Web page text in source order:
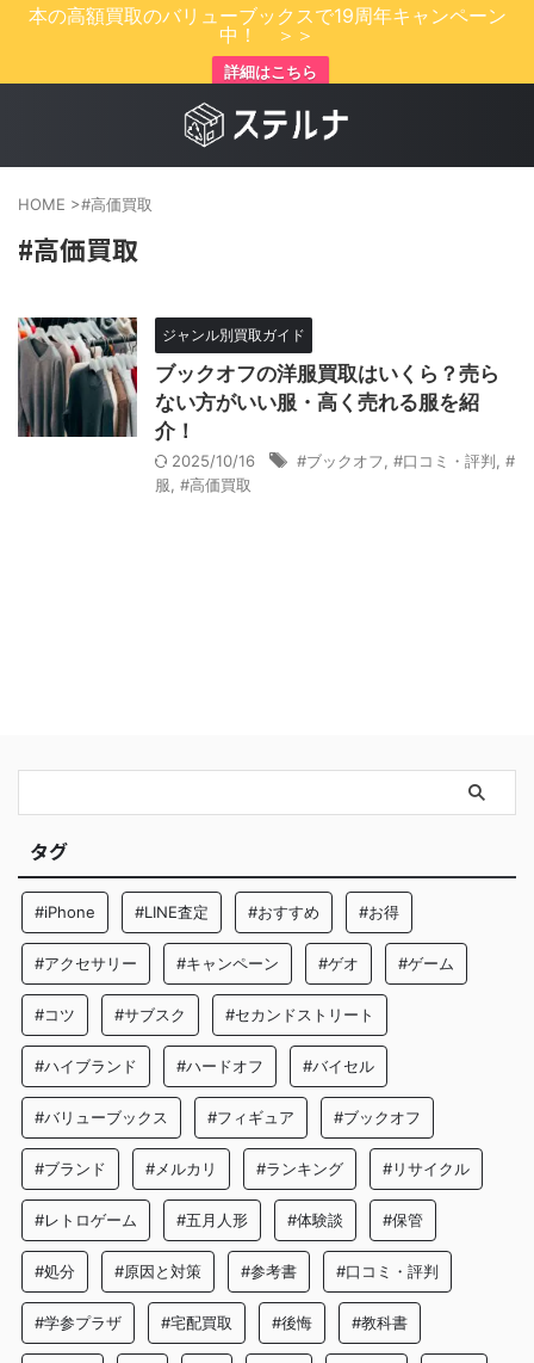
本の高額買取のバリューブックスで19周年キャンペーン
中！ ＞＞
詳細はこちら
HOME >#高価買取
#高価買取
ジャンル別買取ガイド
ブックオフの洋服買取はいくら？売ら
ない方がいい服・高く売れる服を紹
介！
2025/10/16 #ブックオフ #口コミ・評判 #
服 #高価買取
タグ
#iPhone #LINE査定 #おすすめ #お得
#アクセサリー #キャンペーン #ゲオ #ゲーム
#コツ #サブスク #セカンドストリート
#ハイブランド #ハードオフ #バイセル
#バリューブックス #フィギュア #ブックオフ
#ブランド #メルカリ #ランキング #リサイクル
#レトロゲーム #五月人形 #体験談 #保管
#処分 #原因と対策 #参考書 #口コミ・評判
#学参プラザ #宅配買取 #後悔 #教科書